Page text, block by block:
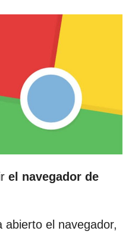
el navegador de
abierto el navegador,